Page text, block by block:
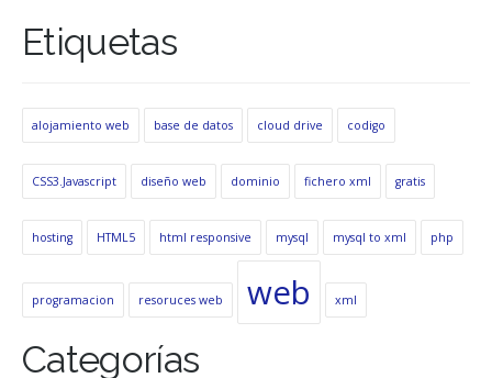
Etiquetas
alojamiento web base de datos cloud drive codigo
CSS3.Javascript diseño web dominio fichero xml gratis
hosting HTML5 html responsive mysql mysql to xml php
programacion resoruces web web xml
Categorías